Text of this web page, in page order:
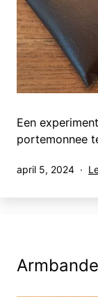
Een
portemonnee
Gepubliceerd
april 5, 2024